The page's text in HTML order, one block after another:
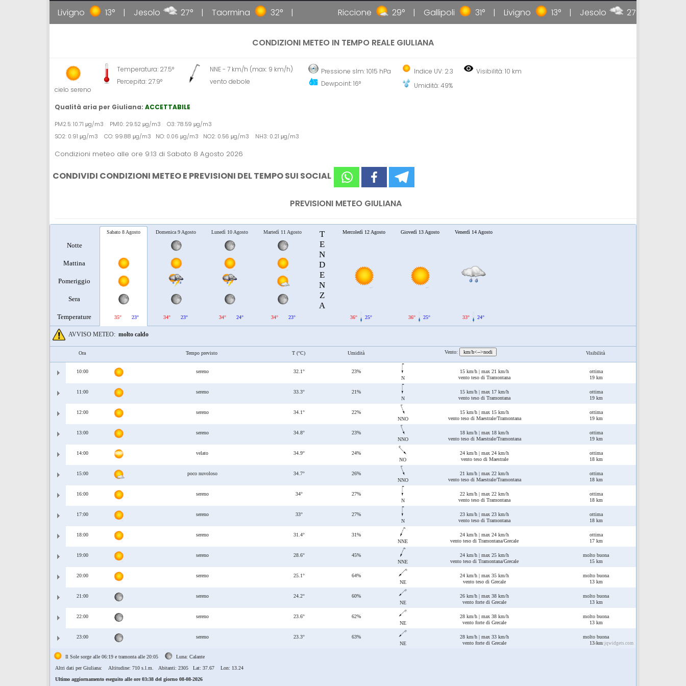
Livigno 13° Jesolo 27° Taormina 32° Riccione 29° Gallipoli 31° Livigno 13° Jesolo 27°
CONDIZIONI METEO IN TEMPO REALE GIULIANA
cielo sereno
Temperatura: 27.5°
Percepita: 27.9°
NNE - 7 km/h (max: 9 km/h)
vento debole
Pressione slm: 1015 hPa
Dewpoint: 16°
Indice UV: 2.3
Umidità: 49%
Visibilità: 10 km
Qualità aria per Giuliana: ACCETTABILE
PM2.5: 10.71 μg/m3 PM10: 29.52 μg/m3 O3: 78.59 μg/m3
SO2: 0.91 μg/m3 CO: 99.88 μg/m3 NO: 0.06 μg/m3 NO2: 0.56 μg/m3 NH3: 0.21 μg/m3
Condizioni meteo alle ore 9:13 di Sabato 8 Agosto 2026
CONDIVIDI CONDIZIONI METEO E PREVISIONI DEL TEMPO SUI SOCIAL
PREVISIONI METEO GIULIANA
Notte
Mattina
Pomeriggio
Sera
Temperature
Sabato 8 Agosto
35° 23°
Domenica 9 Agosto
34° 23°
Lunedì 10 Agosto
34° 24°
Martedì 11 Agosto
34° 23°
T
E
N
D
E
N
Z
A
Mercoledì 12 Agosto
36° 25°
Giovedì 13 Agosto
36° 25°
Venerdì 14 Agosto
33° 24°
AVVISO METEO: molto caldo
Ora Tempo previsto T (°C) Umidità Vento: km/h<-->nodi Visibilità
10:00 sereno 32.1°
23%
N
15 km/h | max 21 km/h
vento teso di Tramontana
ottima
19 km
11:00 sereno 33.3°
21%
N
15 km/h | max 17 km/h
vento teso di Tramontana
ottima
19 km
12:00 sereno 34.1°
22%
NNO
15 km/h | max 15 km/h
vento teso di Maestrale/Tramontana
ottima
19 km
13:00 sereno 34.8°
23%
NNO
18 km/h | max 18 km/h
vento teso di Maestrale/Tramontana
ottima
19 km
14:00 velato 34.9°
24%
NO
24 km/h | max 24 km/h
vento teso di Maestrale
ottima
18 km
15:00 poco nuvoloso 34.7°
26%
NNO
21 km/h | max 22 km/h
vento teso di Maestrale/Tramontana
ottima
18 km
16:00 sereno 34°
27%
N
22 km/h | max 22 km/h
vento teso di Tramontana
ottima
18 km
17:00 sereno 33°
27%
N
23 km/h | max 23 km/h
vento teso di Tramontana
ottima
18 km
18:00 sereno 31.4°
31%
NNE
24 km/h | max 24 km/h
vento teso di Tramontana/Grecale
ottima
17 km
19:00 sereno 28.6°
45%
NNE
24 km/h | max 25 km/h
vento teso di Tramontana/Grecale
molto buona
15 km
20:00 sereno 25.1°
64%
NE
24 km/h | max 35 km/h
vento teso di Grecale
molto buona
13 km
21:00 sereno 24.2°
60%
NE
26 km/h | max 38 km/h
vento forte di Grecale
molto buona
13 km
22:00 sereno 23.6°
62%
NE
28 km/h | max 38 km/h
vento forte di Grecale
molto buona
13 km
23:00 sereno 23.3°
63%
NE
28 km/h | max 33 km/h
vento forte di Grecale
molto buona
13 km
www.jqwidgets.com
Il Sole sorge alle 06:19 e tramonta alle 20:05
Luna: Calante
Altri dati per Giuliana: Altitudine: 710 s.l.m. Abitanti: 2305 Lat: 37.67 Lon: 13.24
Ultimo aggiornamento eseguito alle ore 03:38 del giorno 08-08-2026